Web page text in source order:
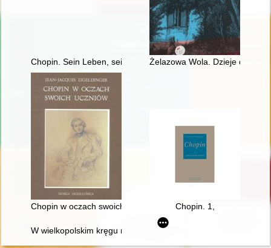
Chopin. Sein Leben, sein Werk, seine ZeitŻelazowa Wola. Dzieje domu
Chopin w oczach swoich uczniów Chopin. 1,
W wielkopolskim kręgu rodziny Fryderyka Chopina